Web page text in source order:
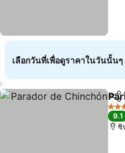
เลือกวันที่เพื่อดูราคาในวันนั้นๆ
แชร์
4 ดา
9.1
ชิ